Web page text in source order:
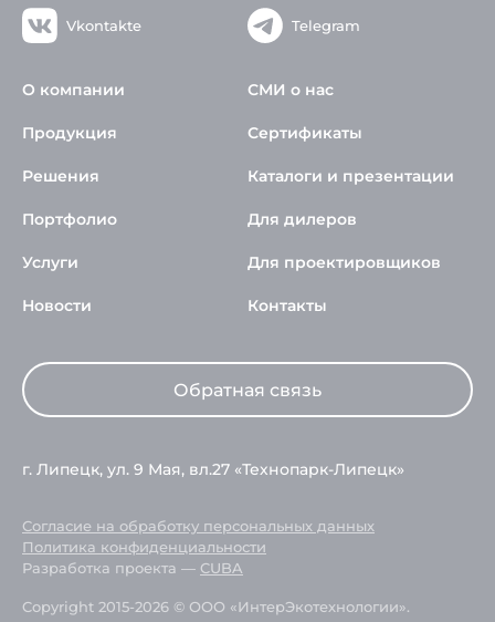
Vkontakte Telegram
О компании
Продукция
Решения
Портфолио
Услуги
Новости
СМИ о нас
Сертификаты
Каталоги и презентации
Для дилеров
Для проектировщиков
Контакты
Обратная связь
г. Липецк, ул. 9 Мая, вл.27 «Технопарк-Липецк»
Согласие на обработку персональных данных
Политика конфиденциальности
Разработка проекта — CUBA
Copyright 2015-2026 © ООО «ИнтерЭкотехнологии».